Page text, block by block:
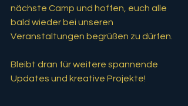
nächste Camp und hoffen, euch alle
bald wieder bei unseren
Veranstaltungen begrüßen zu dürfen.
Bleibt dran für weitere spannende
Updates und kreative Projekte!